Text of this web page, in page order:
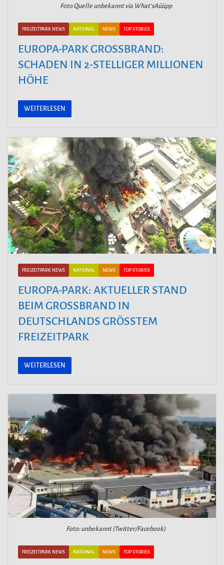
Foto Quelle unbekannt via What'sAüüpp
FREIZEITPARK NEWS NATIONAL NEWS TOP STORIES
EUROPA-PARK GROSSBRAND:
SCHADEN IN 2-STELLIGER MILLIONEN
HÖHE
WEITERLESEN
FREIZEITPARK NEWS NATIONAL NEWS TOP STORIES
EUROPA-PARK: AKTUELLER STAND
BEIM GROSSBRAND IN
DEUTSCHLANDS GRÖSSTEM
FREIZEITPARK
WEITERLESEN
Foto: unbekannt (Twitter/Facebook)
FREIZEITPARK NEWS NATIONAL NEWS TOP STORIES